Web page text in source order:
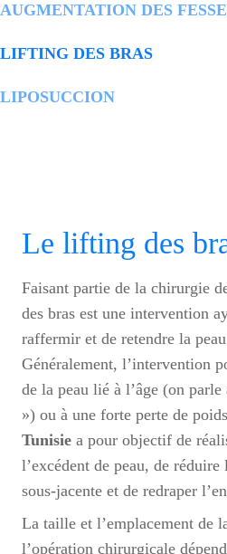
AUGMENTATION DES
LIFTING DES BRAS
LIPOSUCCION
Le lifting des
Faisant partie de la chirurgie
des bras est une intervention
raffermir et de retendre la peau
Généralement, l’intervention
de la peau lié à l’âge (on
») ou à une forte perte de
Tunisie a pour objectif de
l’excédent de peau, de
sous-jacente et de redraper
La taille et l’emplacement de
l’opération chirurgicale